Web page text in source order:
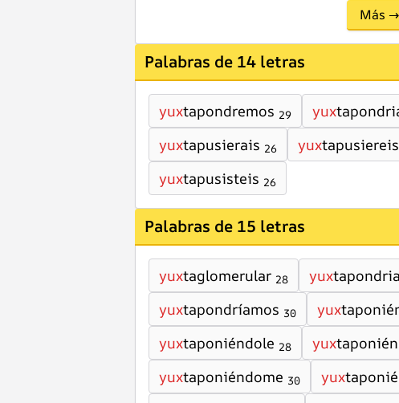
Más →
Palabras de 14 letras
yuxtapondremos 29 yux
yuxtapusierais 26 yuxtapusiereis
yuxtapusisteis 26
Palabras de 15 letras
yuxtaglomerular 28 yux
yuxtapondríamos 30 yux
yuxtaponiéndole 28 yux
yuxtaponiéndome 30 yux